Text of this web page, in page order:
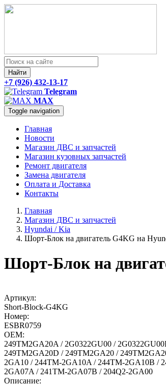
Найти
+7 (926) 432-13-17
Telegram
MAX
Toggle navigation
Главная
Новости
Магазин ДВС и запчастей
Магазин кузовных запчастей
Ремонт двигателя
Замена двигателя
Оплата и Доставка
Контакты
Главная
Магазин ДВС и запчастей
Hyundai / Kia
Шорт-Блок на двигатель G4KG на
Шорт-Блок на
Артикул:
Short-Block-G4KG
Номер:
ESBR0759
OEM:
249TM2GA20A / 2G0322GU00 /
249TM2GA20D / 249TM2GA20 /
2GA10 / 244TM-2GA10A / 244TM-2GA10B /
2GA07A / 241TM-2GA07B / 204Q2-2GA00
Описание: